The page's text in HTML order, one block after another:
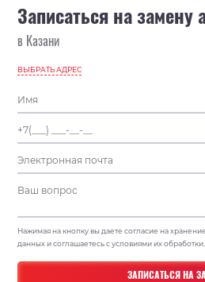
Записаться на замену
в Казани
ВЫБРАТЬ АДРЕС
Нажимая на кнопку вы даете согласие на
данных и соглашаетесь с условиями их обработки.